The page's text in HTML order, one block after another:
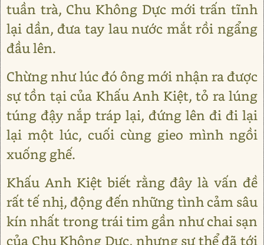
tuần trà, Chu Không Dực mới trấn tĩnh
lại dần, đưa tay lau nước mắt rồi ngẩng
đầu lên.
Chừng như lúc đó ông mới nhận ra được
sự tồn tại của Khấu Anh Kiệt, tỏ ra lúng
túng đậy nắp tráp lại, đứng lên đi đi lại
lại một lúc, cuối cùng gieo mình ngồi
xuống ghế.
Khấu Anh Kiệt biết rằng đây là vấn đề
rất tế nhị, động đến những tình cảm sâu
kín nhất trong trái tim gần như chai sạn
của Chu Không Dực, nhưng sự thể đã tới